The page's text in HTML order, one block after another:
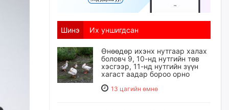
Шинэ Их уншигдсан
Өнөөдөр ихэнх нутгаар халах
боловч 9, 10-нд нутгийн төв
хэсгээр, 11-нд нутгийн зүүн
хагаст аадар бороо орно
13 цагийн өмнө